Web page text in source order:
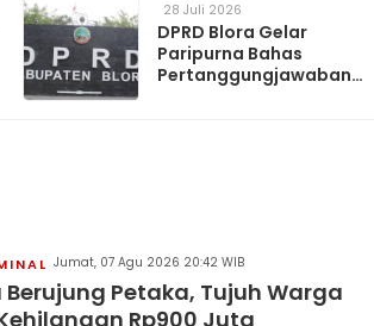
28 Juli 2026
DPRD Blora Gelar
Paripurna Bahas
Pertanggungjawaban
Jumat, 07 Agu 2026 20:42 WIB
Berujung Petaka, Tujuh Warga
Rp900 Juta